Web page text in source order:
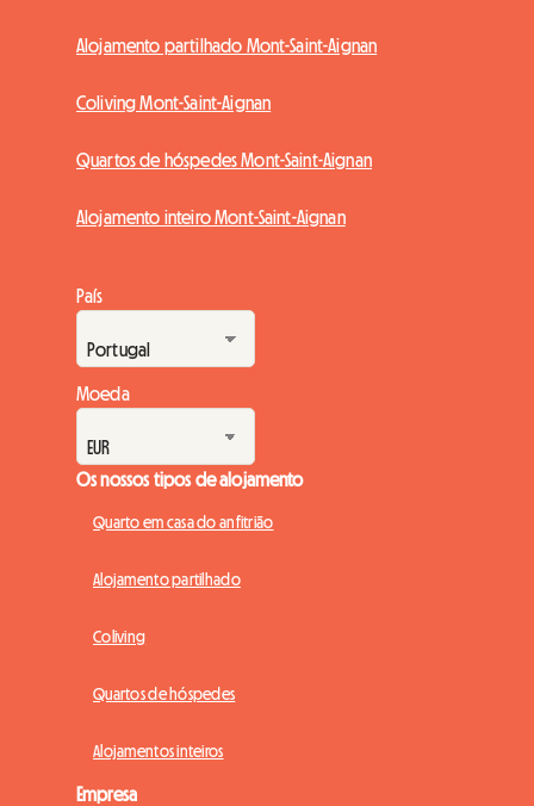
Alojamento partilhado Mont-Saint-Aignan
Coliving Mont-Saint-Aignan
Quartos de hóspedes Mont-Saint-Aignan
Alojamento inteiro Mont-Saint-Aignan
País
Moeda
Os nossos tipos de alojamento
Quarto em casa do anfitrião
Alojamento partilhado
Coliving
Quartos de hóspedes
Alojamentos inteiros
Empresa